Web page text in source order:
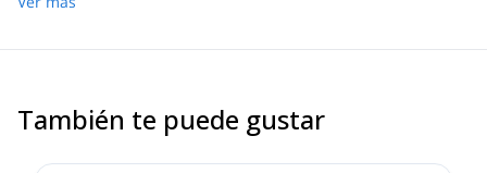
También te puede gustar